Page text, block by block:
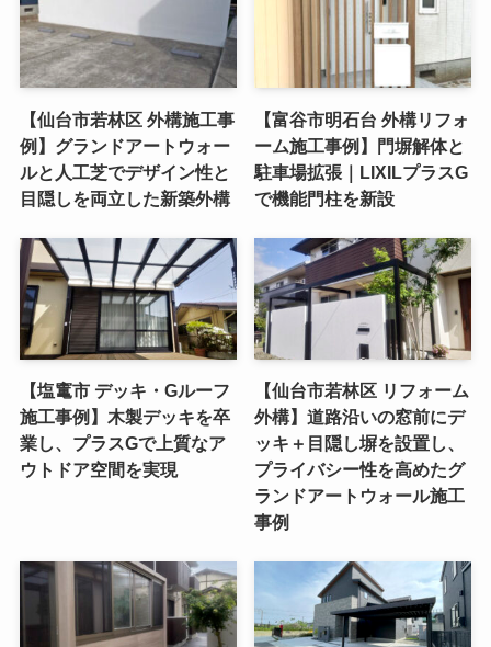
【仙台市若林区 外構施工事
例】グランドアートウォー
ルと人工芝でデザイン性と
目隠しを両立した新築外構
【富谷市明石台 外構リフォ
ーム施工事例】門塀解体と
駐車場拡張｜LIXILプラスG
で機能門柱を新設
【塩竃市 デッキ・Gルーフ
施工事例】木製デッキを卒
業し、プラスGで上質なア
ウトドア空間を実現
【仙台市若林区 リフォーム
外構】道路沿いの窓前にデ
ッキ＋目隠し塀を設置し、
プライバシー性を高めたグ
ランドアートウォール施工
事例